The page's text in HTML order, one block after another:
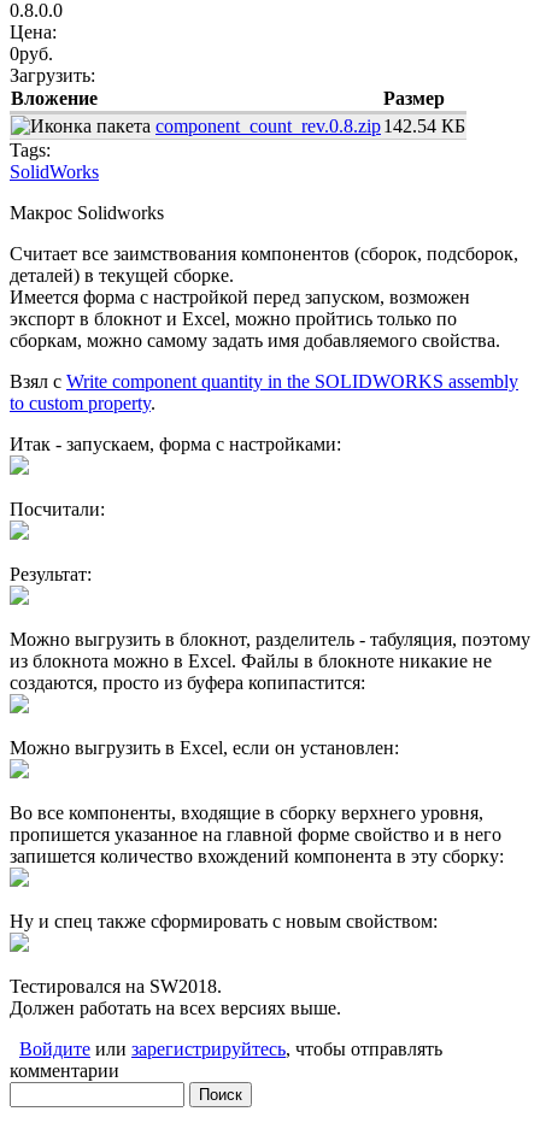
0.8.0.0
Цена:
0руб.
Загрузить:
Вложение
Размер
component_count_rev.0.8.zip142.54 КБ
Tags:
SolidWorks
Макрос Solidworks
Считает все заимствования компонентов (сборок, подсборок,
деталей) в текущей сборке.
Имеется форма с настройкой перед запуском, возможен
экспорт в блокнот и Excel, можно пройтись только по
сборкам, можно самому задать имя добавляемого свойства.
Взял с Write component quantity in the SOLIDWORKS assembly
to custom property.
Итак - запускаем, форма с настройками:
Посчитали:
Результат:
Можно выгрузить в блокнот, разделитель - табуляция, поэтому
из блокнота можно в Excel. Файлы в блокноте никакие не
создаются, просто из буфера копипастится:
Можно выгрузить в Excel, если он установлен:
Во все компоненты, входящие в сборку верхнего уровня,
пропишется указанное на главной форме свойство и в него
запишется количество вхождений компонента в эту сборку:
Ну и спец также сформировать с новым свойством:
Тестировался на SW2018.
Должен работать на всех версиях выше.
Войдите или зарегистрируйтесь, чтобы отправлять
комментарии